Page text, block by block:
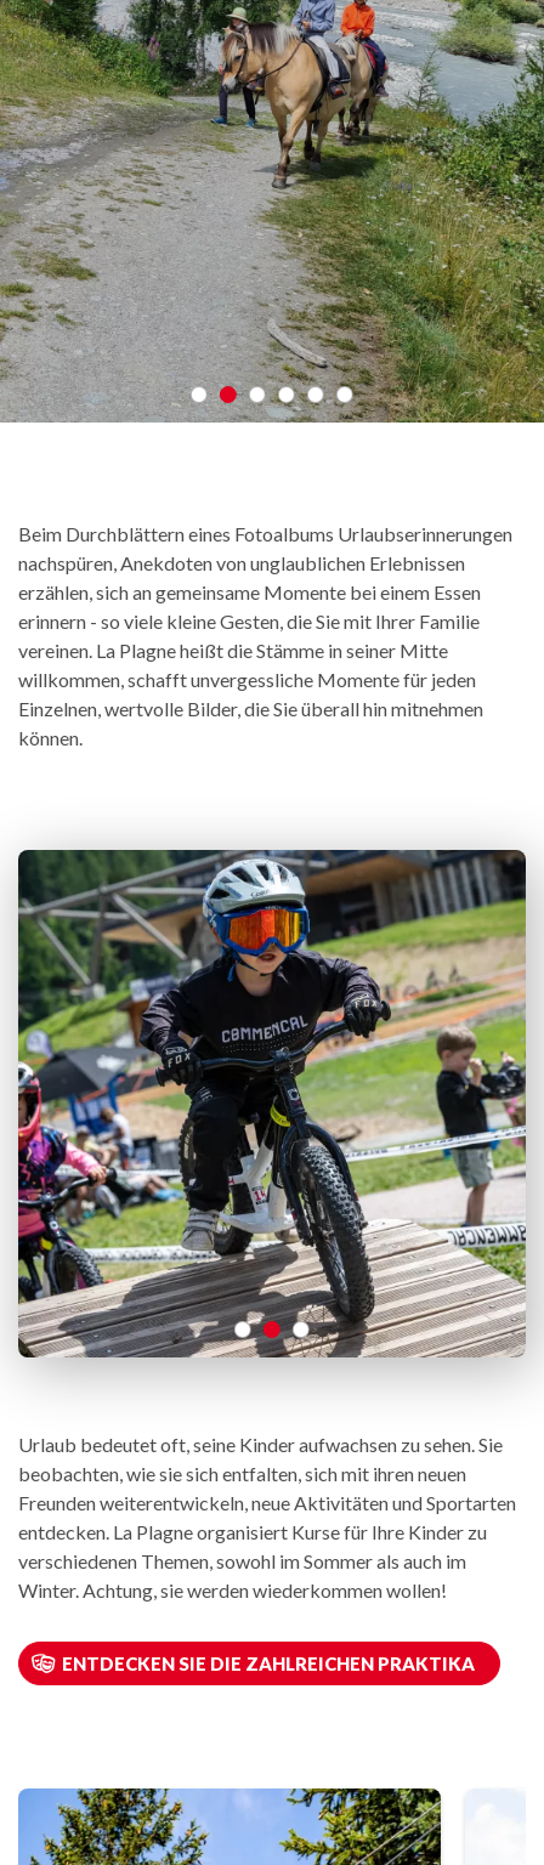
Beim Durchblättern eines Fotoalbums Urlaubserinnerungen
nachspüren, Anekdoten von unglaublichen Erlebnissen
erzählen, sich an gemeinsame Momente bei einem Essen
erinnern - so viele kleine Gesten, die Sie mit Ihrer Familie
vereinen. La Plagne heißt die Stämme in seiner Mitte
willkommen, schafft unvergessliche Momente für jeden
Einzelnen, wertvolle Bilder, die Sie überall hin mitnehmen
können.
Urlaub bedeutet oft, seine Kinder aufwachsen zu sehen. Sie
beobachten, wie sie sich entfalten, sich mit ihren neuen
Freunden weiterentwickeln, neue Aktivitäten und Sportarten
entdecken. La Plagne organisiert Kurse für Ihre Kinder zu
verschiedenen Themen, sowohl im Sommer als auch im
Winter. Achtung, sie werden wiederkommen wollen!
ENTDECKEN SIE DIE ZAHLREICHEN PRAKTIKA